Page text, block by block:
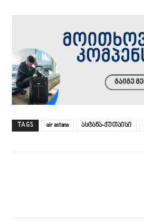
TAGS air astana ასტანა-ქუთაისი